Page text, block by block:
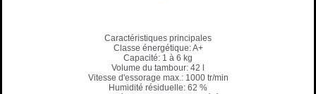
Caractéristiques principales
Classe énergétique: A+
Capacité: 1 à 6 kg
Volume du tambour: 42 l
Vitesse d'essorage max.: 1000 tr/min
Humidité résiduelle: 62 %